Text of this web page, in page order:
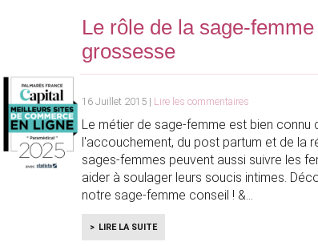
Le rôle de la sage-
grossesse
16 Juillet 2015 | Lire les commentaires
Le métier de sage-femme est bien
l'accouchement, du post partum et de la
sages-femmes peuvent aussi suivre les
aider à soulager leurs soucis intimes.
notre sage-femme conseil ! &
LIRE LA SUITE